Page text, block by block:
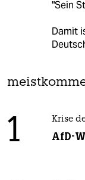
"Sein
Damit
1 Krise
AfD-